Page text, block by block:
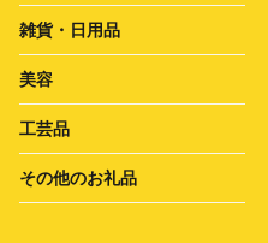
雑貨・日用品
美容
工芸品
その他のお礼品